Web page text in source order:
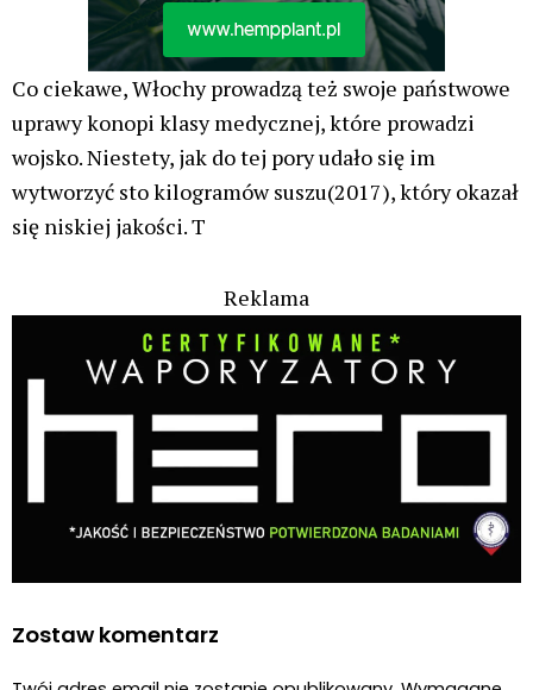
Co ciekawe, Włochy prowadzą też swoje państwowe
uprawy konopi klasy medycznej, które prowadzi
wojsko. Niestety, jak do tej pory udało się im
wytworzyć sto kilogramów suszu(2017), który okazał
się niskiej jakości. T
Reklama
Zostaw komentarz